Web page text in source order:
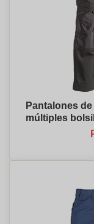
Pantalones
múltiples